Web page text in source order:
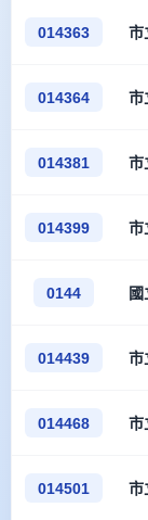
014363 市
014364 市
014381 市
014399 市
0144
014439 市
014468 市
014501 市